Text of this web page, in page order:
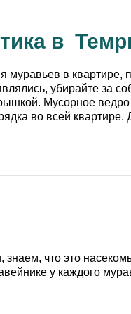
в
в квартире,
убирайте за
Мусорное
во всей
что это
у каждого